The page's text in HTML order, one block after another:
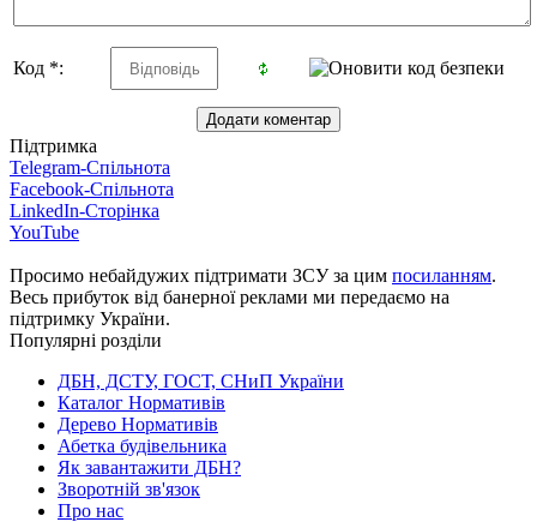
Код *:
Підтримка
Telegram-Спільнота
Facebook-Спільнота
LinkedIn-Сторінка
YouTube
Просимо небайдужих підтримати ЗСУ за цим посиланням.
Весь прибуток від банерної реклами ми передаємо на
підтримку України.
Популярні розділи
ДБН, ДСТУ, ГОСТ, СНиП України
Каталог Нормативів
Дерево Нормативів
Абетка будівельника
Як завантажити ДБН?
Зворотній зв'язок
Про нас